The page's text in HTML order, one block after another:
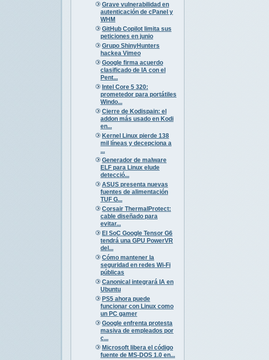
Grave vulnerabilidad en
autenticación de cPanel y
WHM
GitHub Copilot limita sus
peticiones en junio
Grupo ShinyHunters
hackea Vimeo
Google firma acuerdo
clasificado de IA con el
Pent...
Intel Core 5 320:
prometedor para portátiles
Windo...
Cierre de Kodispain: el
addon más usado en Kodi
en...
Kernel Linux pierde 138
mil líneas y decepciona a
...
Generador de malware
ELF para Linux elude
detecció...
ASUS presenta nuevas
fuentes de alimentación
TUF G...
Corsair ThermalProtect:
cable diseñado para
evitar...
El SoC Google Tensor G6
tendrá una GPU PowerVR
del...
Cómo mantener la
seguridad en redes Wi-Fi
públicas
Canonical integrará IA en
Ubuntu
PS5 ahora puede
funcionar con Linux como
un PC gamer
Google enfrenta protesta
masiva de empleados por
c...
Microsoft libera el código
fuente de MS-DOS 1.0 en...